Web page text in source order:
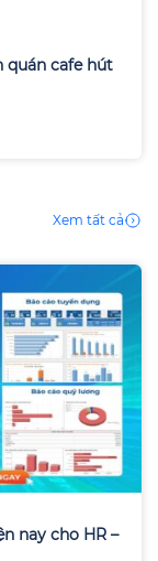
quán cafe hút
Xem tất cả
nay cho HR –